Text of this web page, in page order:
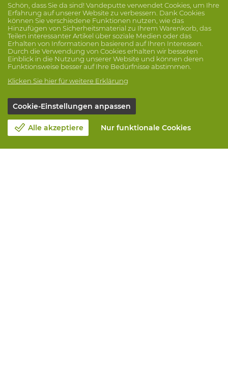
Schön, dass Sie da sind! Vandeputte verwendet Cookies, um Ihre
Erfahrung auf unserer Website zu verbessern. Dank Cookies
können Sie verschiedene Funktionen nutzen, wie das
Hinzufügen von Sicherheitsmaterial zu Ihrem Warenkorb, das
Teilen interessanter Artikel über soziale Medien oder das
Erhalten von Informationen basierend auf Ihren Interessen.
Durch die Verwendung von Cookies erhalten wir besseren
Einblick in die Nutzung unserer Website und können deren
Funktionsweise besser auf Ihre Bedürfnisse abstimmen.
Klicken Sie hier für weitere Erklärung
Cookie-Einstellungen anpassen
Alle akzeptiere Nur funktionale Cookies